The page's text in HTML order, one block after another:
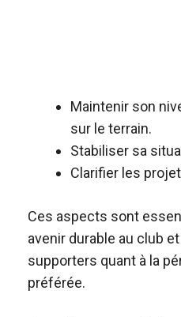
Maintenir son
sur le terrain.
Stabiliser sa
Clarifier les
Ces aspects sont
avenir durable au club
supporters quant à la
préférée.